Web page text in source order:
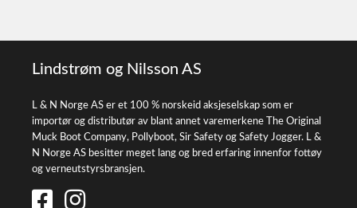
Lindstrøm og Nilsson AS
L & N Norge AS er et 100 % norskeid aksjeselskap som er
importør og distributør av blant annet varemerkene The Original
Muck Boot Company, Pollyboot, Sir Safety og Safety Jogger. L &
N Norge AS besitter meget lang og bred erfaring innenfor fottøy
og verneutstyrsbransjen.